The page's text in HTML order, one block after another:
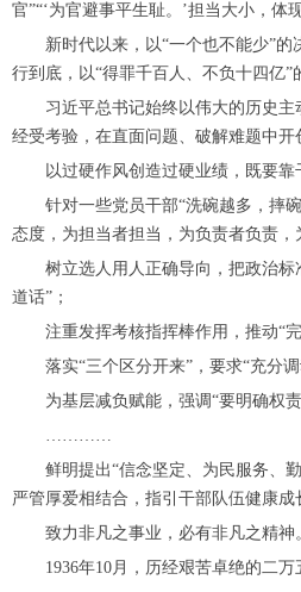
官”“‘为官避事平生耻。’担当大小，
新时代以来，以“一个也不能少”的
行到底，以“得罪千百人、不负十四
习近平总书记始终以伟大的历史主
经受考验，在直面问题、破解难题中开
以过硬作风创造过硬业绩，既要靠
针对一些党员干部“洗碗越多，摔碗
态度，为担当者担当，为负责者负责，
树立选人用人正确导向，把政治标
道话”；
注重发挥考核指挥棒作用，推动“完
落实“三个区分开来”，要求“充分调
为基层减负赋能，强调“要明确权责
…………
鲜明提出“信念坚定、为民服务、勤
严管厚爱相结合，指引干部队伍健康
致力非凡之事业，必有非凡之精神
1936年10月，历经艰苦卓绝的二万